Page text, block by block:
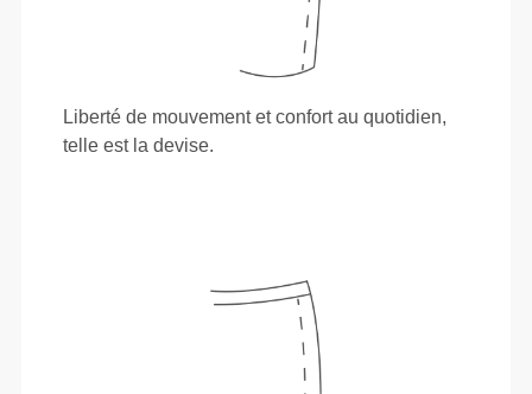
Liberté de mouvement et confort au quotidien,
telle est la devise.